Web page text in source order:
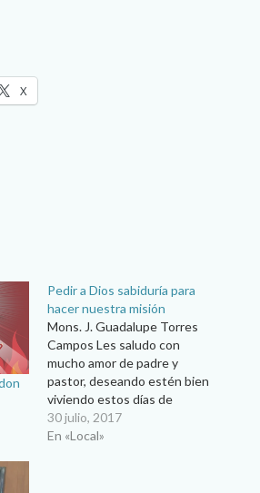
X
Pedir a Dios sabiduría para
hacer nuestra misión
Mons. J. Guadalupe Torres
Campos Les saludo con
mucho amor de padre y
pastor, deseando estén bien
viviendo estos días de
descanso en familia,
vacaciones, pero siempre de
30 julio, 2017
En «Local»